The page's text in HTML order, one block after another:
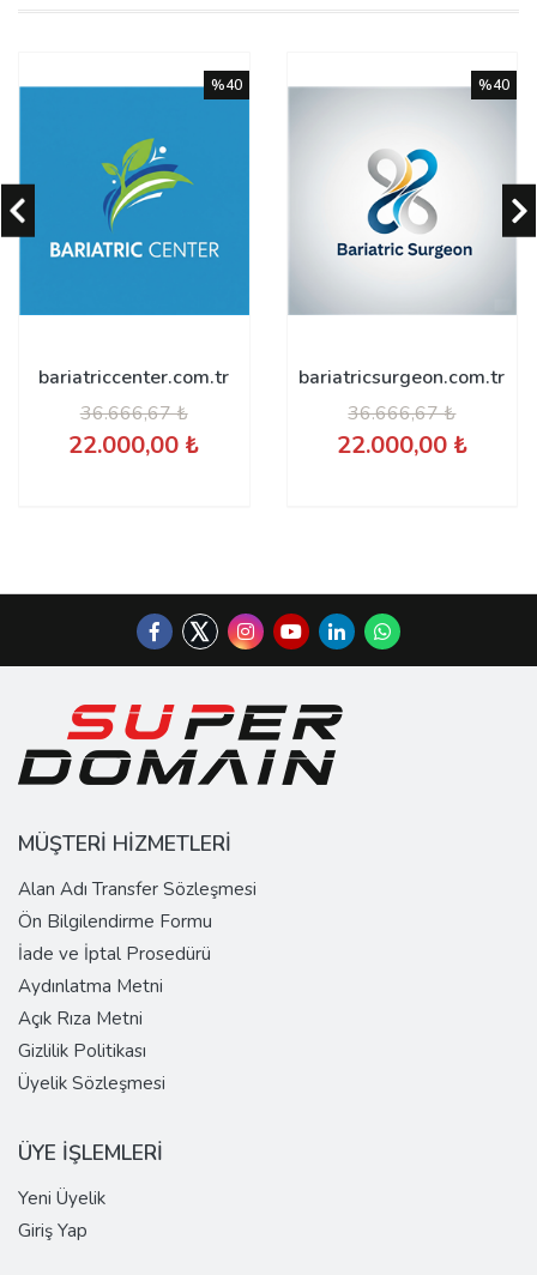
bariatriccenter.com.tr
36.666,67 ₺
22.000,00 ₺
%40
bariatricsurgeon.com.tr
36.666,67 ₺
22.000,00 ₺
%40
MÜŞTERİ HİZMETLERİ
Alan Adı Transfer Sözleşmesi
Ön Bilgilendirme Formu
İade ve İptal Prosedürü
Aydınlatma Metni
Açık Rıza Metni
Gizlilik Politikası
Üyelik Sözleşmesi
ÜYE İŞLEMLERİ
Yeni Üyelik
Giriş Yap